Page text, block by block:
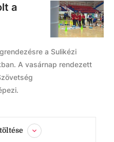
a
a Sulikézi
A vasárnap rendezett